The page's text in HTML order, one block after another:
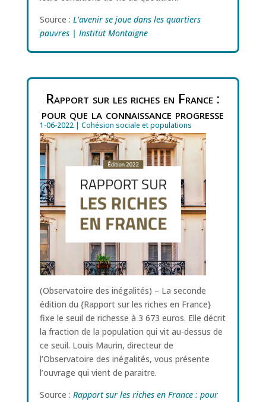
Source : L’avenir se joue dans les quartiers
pauvres | Institut Montaigne
Rapport sur les riches en France :
pour que la connaissance progresse
1-06-2022| Cohésion sociale et populations
(Observatoire des inégalités) – La seconde
édition du {Rapport sur les riches en France}
fixe le seuil de richesse à 3 673 euros. Elle décrit
la fraction de la population qui vit au-dessus de
ce seuil. Louis Maurin, directeur de
l’Observatoire des inégalités, vous présente
l’ouvrage qui vient de paraitre.
Source : Rapport sur les riches en France : pour